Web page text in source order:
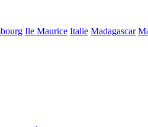
Ile Maurice Italie Madagascar